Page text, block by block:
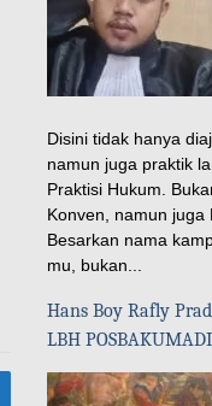
Disini tidak hanya
namun juga praktik
Praktisi Hukum.
Konven, namun juga
Besarkan nama
mu, bukan...
Hans Boy Rafly
LBH